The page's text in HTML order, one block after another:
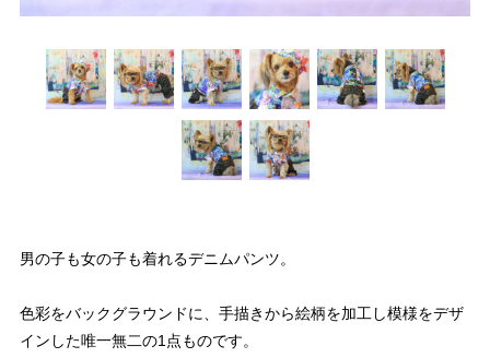
男の子も女の子も着れるデニムパンツ。
色彩をバックグラウンドに、手描きから絵柄を加工し模様をデザ
インした唯一無二の1点ものです。